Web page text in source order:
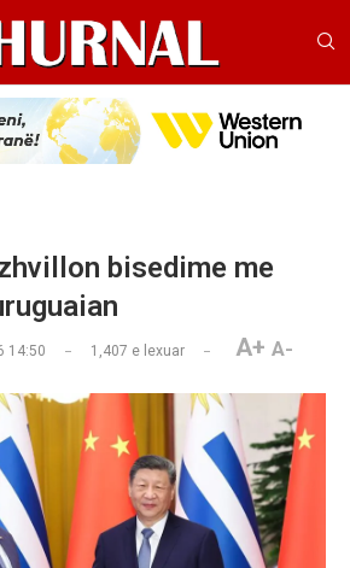
bisedime me
14:50 1,407 e lexuar A+ A-